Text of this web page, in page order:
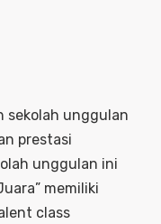
sekolah unggulan
prestasi
unggulan ini
memiliki
class